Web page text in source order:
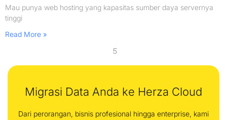
Mau punya web hosting yang kapasitas sumber daya servernya
tinggi
Read More »
5
Migrasi Data Anda ke Herza Cloud
Dari perorangan, bisnis profesional hingga enterprise, kami